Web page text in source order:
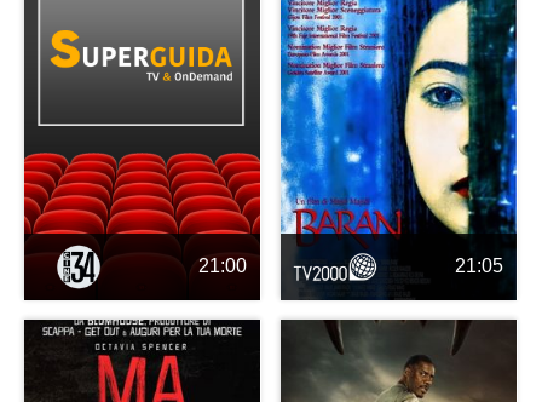
21:00 21:05